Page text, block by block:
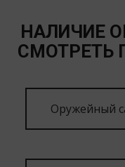
НАЛИЧИЕ
СМОТРЕТЬ
Оружейный